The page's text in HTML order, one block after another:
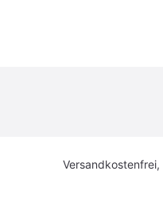
Versandkostenfrei,